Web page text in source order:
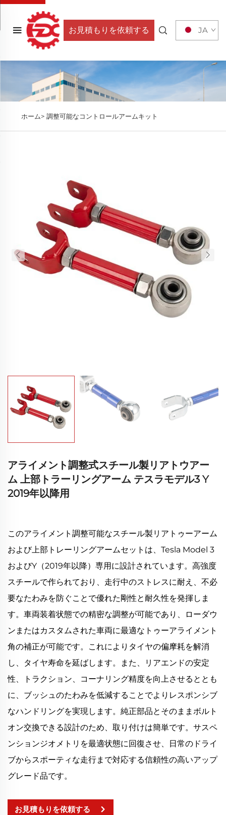
お見積もりを依頼する JA
ホーム> 調整可能なコントロールアームキット
アライメント調整式スチール製リアトウアー
ム 上部トラーリングアーム テスラモデル3 Y
2019年以降用
このアライメント調整可能なスチール製リアトゥーアーム
および上部トレーリングアームセットは、Tesla Model 3
およびY（2019年以降）専用に設計されています。高強度
スチールで作られており、走行中のストレスに耐え、不必
要なたわみを防ぐことで優れた剛性と耐久性を発揮しま
す。車両装着状態での精密な調整が可能であり、ローダウ
ンまたはカスタムされた車両に最適なトゥーアライメント
角の補正が可能です。これによりタイヤの偏摩耗を解消
し、タイヤ寿命を延ばします。また、リアエンドの安定
性、トラクション、コーナリング精度を向上させるととも
に、ブッシュのたわみを低減することでよりレスポンシブ
なハンドリングを実現します。純正部品とそのままボルト
オン交換できる設計のため、取り付けは簡単です。サスペ
ンションジオメトリを最適状態に回復させ、日常のドライ
ブからスポーティな走行まで対応する信頼性の高いアップ
グレード品です。
お見積もりを依頼する